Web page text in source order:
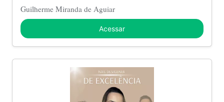
Guilherme Miranda de Aguiar
Acessar